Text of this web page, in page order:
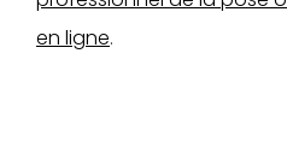
en ligne.